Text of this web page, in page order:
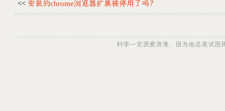
<< 安装的chrome浏览器扩展被停用了吗？
科学一定很爱浪漫，因为他总是试图